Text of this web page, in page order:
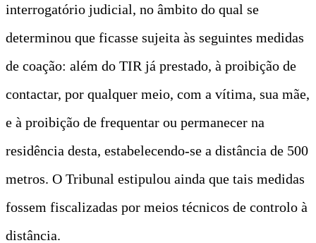
interrogatório judicial, no âmbito do qual se
determinou que ficasse sujeita às seguintes medidas
de coação: além do TIR já prestado, à proibição de
contactar, por qualquer meio, com a vítima, sua mãe,
e à proibição de frequentar ou permanecer na
residência desta, estabelecendo-se a distância de 500
metros. O Tribunal estipulou ainda que tais medidas
fossem fiscalizadas por meios técnicos de controlo à
distância.